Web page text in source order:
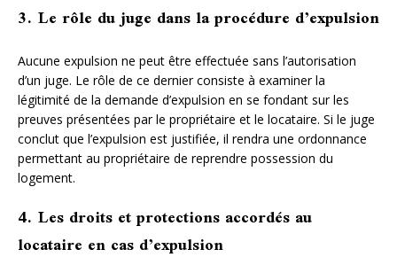
3. Le rôle du juge dans la procédure d’expulsion
Aucune expulsion ne peut être effectuée sans l’autorisation
d’un juge. Le rôle de ce dernier consiste à examiner la
légitimité de la demande d’expulsion en se fondant sur les
preuves présentées par le propriétaire et le locataire. Si le juge
conclut que l’expulsion est justifiée, il rendra une ordonnance
permettant au propriétaire de reprendre possession du
logement.
4. Les droits et protections accordés au
locataire en cas d’expulsion